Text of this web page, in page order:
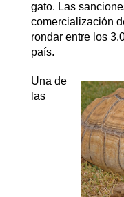
gato. Las
comercialización
rondar entre los
país.
Una de
las